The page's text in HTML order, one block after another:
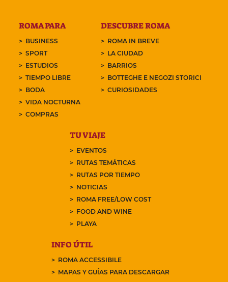
ROMA PARA
BUSINESS
SPORT
ESTUDIOS
TIEMPO LIBRE
BODA
VIDA NOCTURNA
COMPRAS
DESCUBRE ROMA
ROMA IN BREVE
LA CIUDAD
BARRIOS
BOTTEGHE E NEGOZI STORICI
CURIOSIDADES
TU VIAJE
EVENTOS
RUTAS TEMÁTICAS
RUTAS POR TIEMPO
NOTICIAS
ROMA FREE/LOW COST
FOOD AND WINE
PLAYA
INFO ÚTIL
ROMA ACCESSIBILE
MAPAS Y GUÍAS PARA DESCARGAR